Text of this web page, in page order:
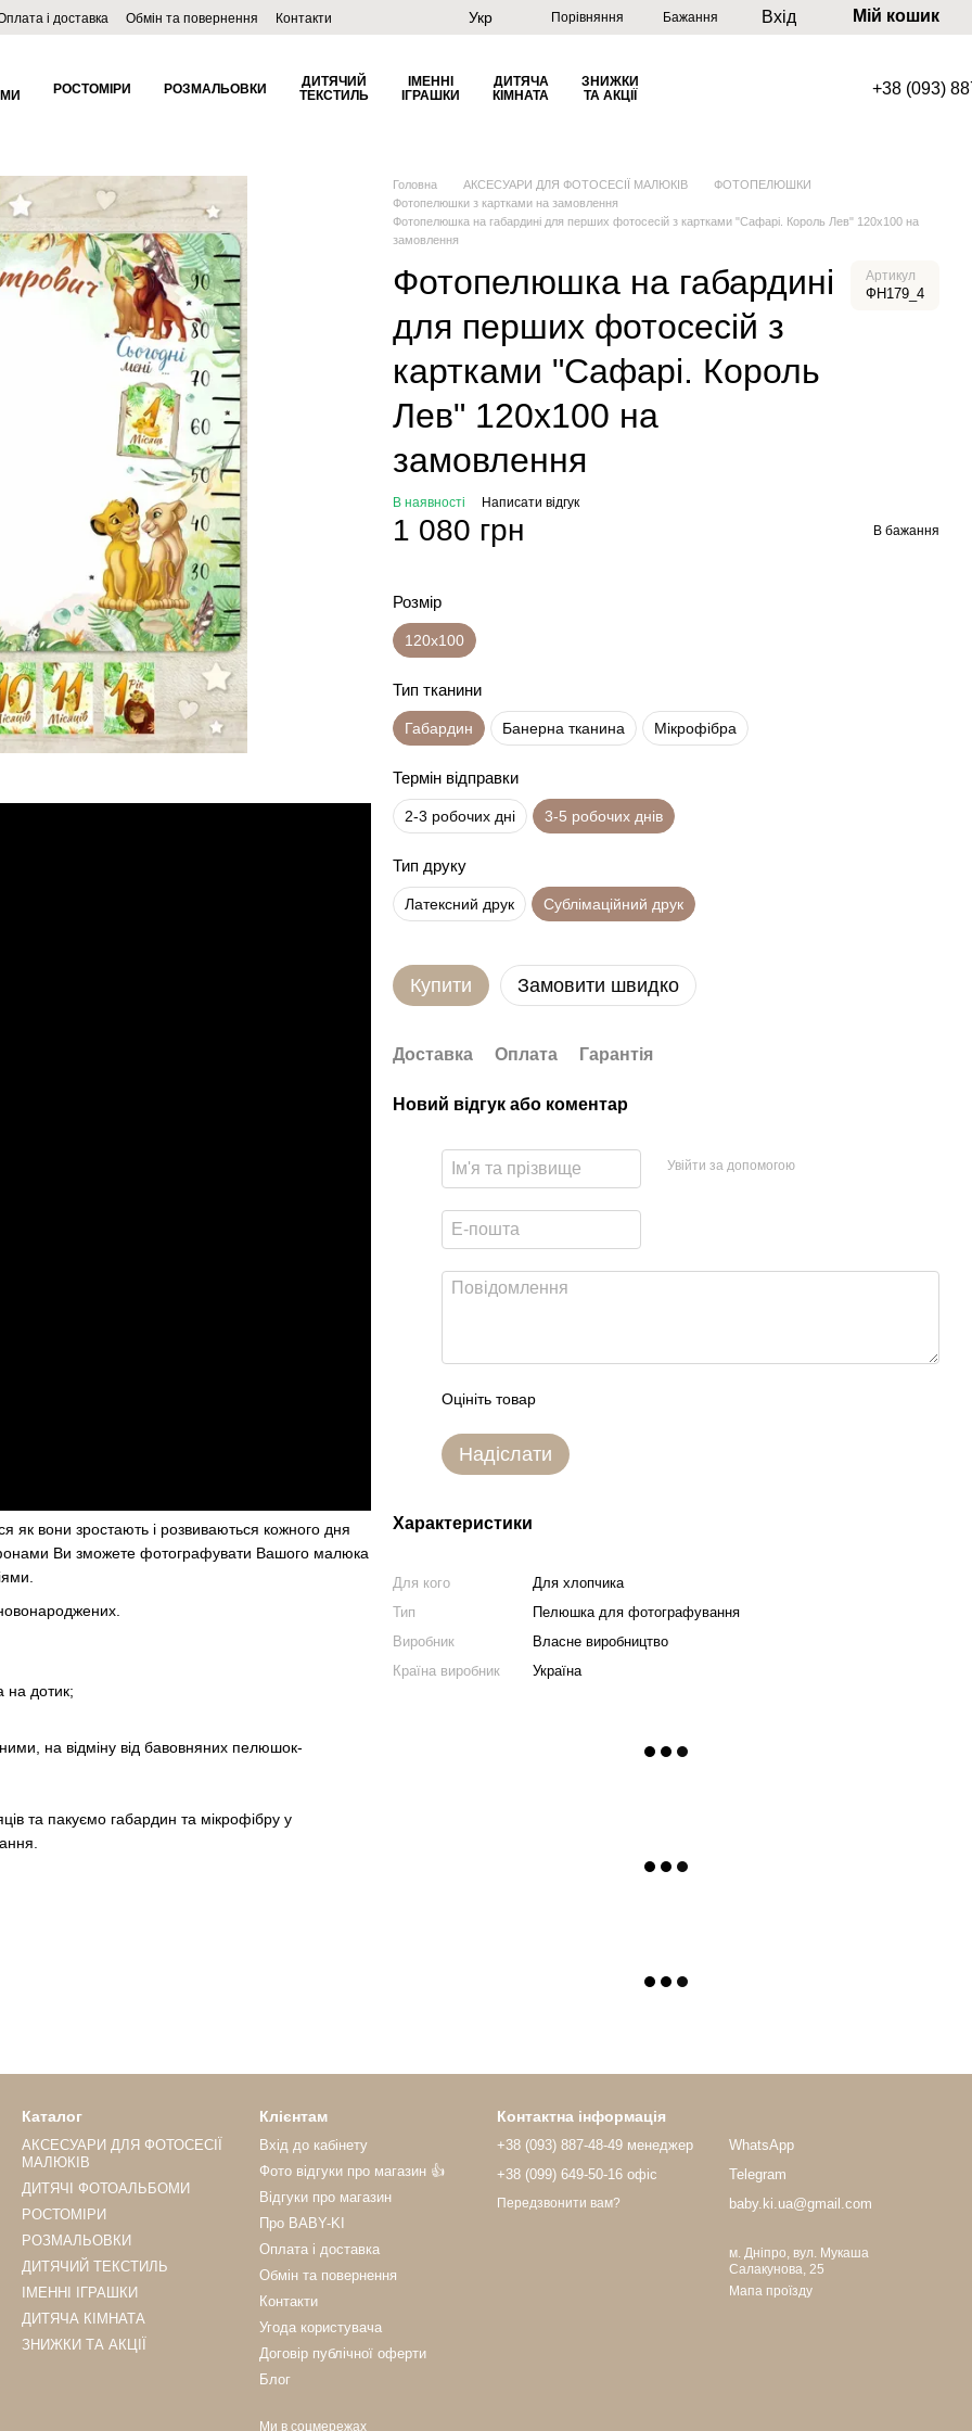
і доставка Обмін та повернення Контакти Укр Порівняння Бажання Вхід Мій кошик
РОСТОМІРИ РОЗМАЛЬОВКИ
ДИТЯЧИЙ
ТЕКСТИЛЬ
ІМЕННІ
ІГРАШКИ
ДИТЯЧА
КІМНАТА
ЗНИЖКИ
ТА АКЦІЇ
+38 (093)
як вони зростають і розвиваються кожного дня
Ви зможете фотографувати Вашого малюка
на дотик;
на відміну від бавовняних пелюшок-
та пакуємо габардин та мікрофібру у
Головна АКСЕСУАРИ ДЛЯ ФОТОСЕСІЇ МАЛЮКІВ
ФОТОПЕЛЮШКИ
Фотопелюшки з картками на замовлення
Фотопелюшка на габардині для перших фотосесій з картками "Сафарі. Король Лев" 120х100 на
замовлення
Фотопелюшка на габардині
для перших фотосесій з
картками "Сафарі. Король
Лев" 120х100 на
замовлення
Артикул
ФН179_4
В наявності Написати відгук
1 080 грн В бажання
Розмір
120х100
Тип тканини
Габардин Банерна тканина Мікрофібра
Термін відправки
2-3 робочих дні 3-5 робочих днів
Тип друку
Латексний друк Сублімаційний друк
Купити Замовити швидко
Доставка Оплата Гарантія
Новий відгук або коментар
Увійти за допомогою
Оцініть товар
Надіслати
Характеристики
Для кого
Для хлопчика
Тип
Пелюшка для фотографування
Виробник
Власне виробництво
Країна виробник
Україна
Каталог
АКСЕСУАРИ ДЛЯ ФОТОСЕСІЇ
МАЛЮКІВ
ДИТЯЧІ ФОТОАЛЬБОМИ
РОСТОМІРИ
РОЗМАЛЬОВКИ
ДИТЯЧИЙ ТЕКСТИЛЬ
ІМЕННІ ІГРАШКИ
ДИТЯЧА КІМНАТА
ЗНИЖКИ ТА АКЦІЇ
Клієнтам
Вхід до кабінету
Фото відгуки про магазин 👍
Відгуки про магазин
Про BABY-KI
Оплата і доставка
Обмін та повернення
Контакти
Угода користувача
Договір публічної оферти
Блог
Ми в соцмережах
Контактна інформація
+38 (093) 887-48-49 менеджер
+38 (099) 649-50-16 офіс
Передзвонити вам?
WhatsApp
Telegram
baby.ki.ua@gmail.com
м. Дніпро, вул. Мукаша
Салакунова, 25
Мапа проїзду